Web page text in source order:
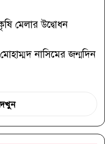
মেলার উদ্বোধন
নাসিমের জন্মদিন